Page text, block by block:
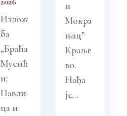
Излож
ба
„Браћа
Мусић
и:
Павли
ца и
н
Мокра
њац”
Краље
во.
Нађа
је...